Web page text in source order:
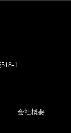
1
会社概要